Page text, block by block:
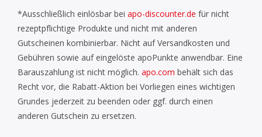
*Ausschließlich einlösbar bei apo-discounter.de für nicht
rezeptpflichtige Produkte und nicht mit anderen
Gutscheinen kombinierbar. Nicht auf Versandkosten und
Gebühren sowie auf eingelöste apoPunkte anwendbar. Eine
Barauszahlung ist nicht möglich. apo.com behält sich das
Recht vor, die Rabatt-Aktion bei Vorliegen eines wichtigen
Grundes jederzeit zu beenden oder ggf. durch einen
anderen Gutschein zu ersetzen.